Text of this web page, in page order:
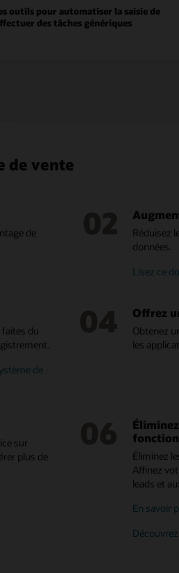
outils pour automatiser la saisie de
des tâches génériques
de vente
de
Réduisez
données.
Lisez ce
du
de
Offrez
Obtenez
les
sur
plus de
Éliminez
Affinez
leads et
En savoir